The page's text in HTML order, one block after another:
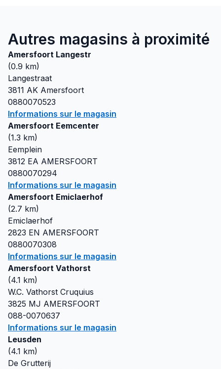
Autres magasins à proximité
Amersfoort Langestr
(0.9 km)
Langestraat
3811 AK Amersfoort
0880070523
Informations sur le magasin
Amersfoort Eemcenter
(1.3 km)
Eemplein
3812 EA AMERSFOORT
0880070294
Informations sur le magasin
Amersfoort Emiclaerhof
(2.7 km)
Emiclaerhof
2823 EN AMERSFOORT
0880070308
Informations sur le magasin
Amersfoort Vathorst
(4.1 km)
W.C. Vathorst Cruquius
3825 MJ AMERSFOORT
088-0070637
Informations sur le magasin
Leusden
(4.1 km)
De Grutterij